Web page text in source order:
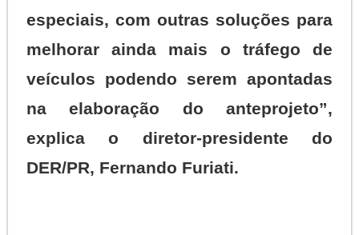
especiais, com outras soluções para
melhorar ainda mais o tráfego de
veículos podendo serem apontadas
na elaboração do anteprojeto”,
explica o diretor-presidente do
DER/PR, Fernando Furiati.